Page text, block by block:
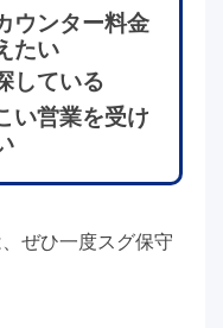
ウンター料金
たい
している
い営業を受け
ぜひ一度スグ保守